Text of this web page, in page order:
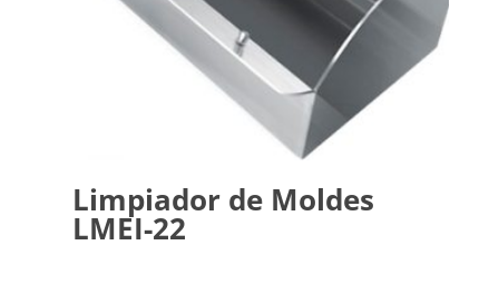
Limpiador de Moldes
LMEI-22